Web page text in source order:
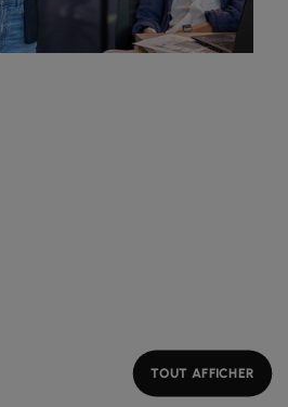
TOUT AFFICHER